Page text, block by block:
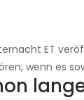
ET
wenn es